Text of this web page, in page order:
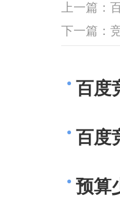
上一篇：
下一篇：
百度
百度
预算